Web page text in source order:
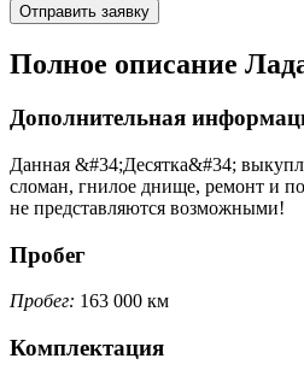
Отправить заявку
Полное описание
Дополнительная
Данная &#34;Десятка&#34;
сломан, гнилое днище, ремонт и
не представляются возможными!
Пробег
Пробег: 163 000 км
Комплектация